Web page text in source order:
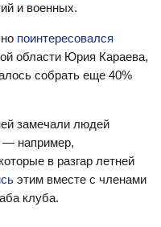
и военных.
поинтересовался
области Юрия Караева,
собрать еще 40%
замечали людей
— например,
в разгар летней
этим вместе с членами
клуба.